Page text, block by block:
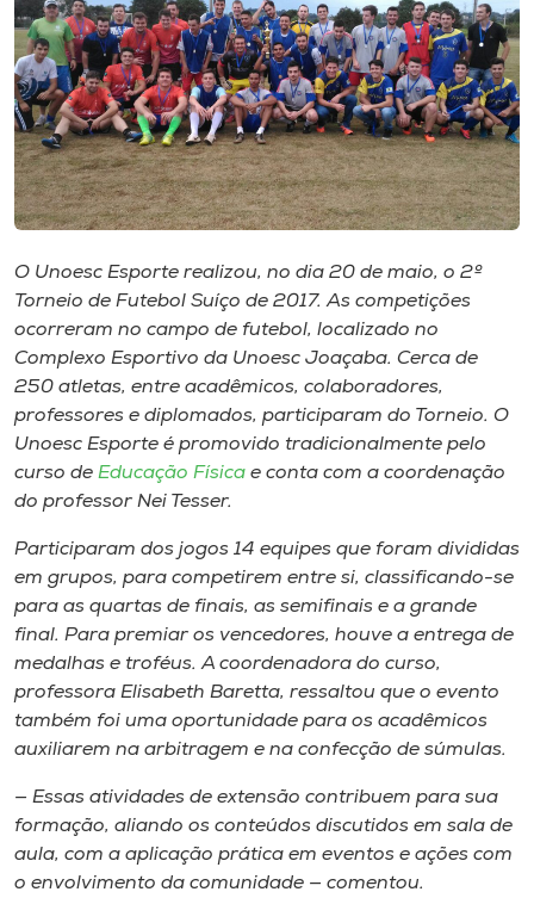
Biblioteca
Editora
Rádio
Museu
Unoesc
Store
Selecione
O Unoesc Esporte realizou, no dia 20 de maio, o 2º
Torneio de Futebol Suíço de 2017. As competições
ocorreram no campo de futebol, localizado no
Complexo Esportivo da Unoesc Joaçaba. Cerca de
250 atletas, entre acadêmicos, colaboradores,
professores e diplomados, participaram do Torneio. O
Unoesc Esporte é promovido tradicionalmente pelo
curso de Educação Física e conta com a coordenação
do professor Nei Tesser.
Participaram dos jogos 14 equipes que foram divididas
em grupos, para competirem entre si, classificando-se
para as quartas de finais, as semifinais e a grande
final. Para premiar os vencedores, houve a entrega de
medalhas e troféus. A coordenadora do curso,
professora Elisabeth Baretta, ressaltou que o evento
também foi uma oportunidade para os acadêmicos
auxiliarem na arbitragem e na confecção de súmulas.
— Essas atividades de extensão contribuem para sua
formação, aliando os conteúdos discutidos em sala de
aula, com a aplicação prática em eventos e ações com
o envolvimento da comunidade — comentou.